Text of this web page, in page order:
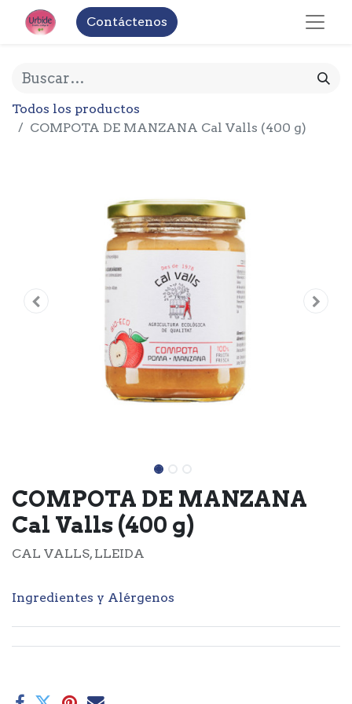
Contáctenos
Todos los productos
COMPOTA DE MANZANA Cal Valls (400 g)
COMPOTA DE MANZANA
Cal Valls (400 g)
CAL VALLS, LLEIDA
Ingredientes y Alérgenos